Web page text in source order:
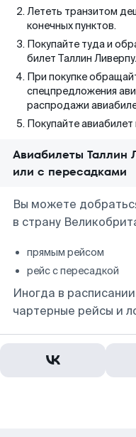
Лететь транзитом
конечных пунктов.
Покупайте туда и
билет Таллин
При покупке
спецпредложения
распродажи
Покупайте
Авиабилеты Таллин
или с пересадками
Вы можете
в страну
прямым рейсом
рейс с пересадкой
Иногда в
чартерные рейсы и